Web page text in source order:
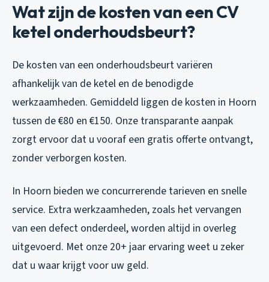
Wat zijn de kosten van een CV
ketel onderhoudsbeurt?
De kosten van een onderhoudsbeurt variëren
afhankelijk van de ketel en de benodigde
werkzaamheden. Gemiddeld liggen de kosten in Hoorn
tussen de €80 en €150. Onze transparante aanpak
zorgt ervoor dat u vooraf een gratis offerte ontvangt,
zonder verborgen kosten.
In Hoorn bieden we concurrerende tarieven en snelle
service. Extra werkzaamheden, zoals het vervangen
van een defect onderdeel, worden altijd in overleg
uitgevoerd. Met onze 20+ jaar ervaring weet u zeker
dat u waar krijgt voor uw geld.